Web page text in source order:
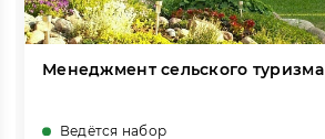
Менеджмент сельского туризма
Ведётся набор